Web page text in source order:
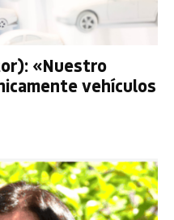
«Nuestro
vehículos